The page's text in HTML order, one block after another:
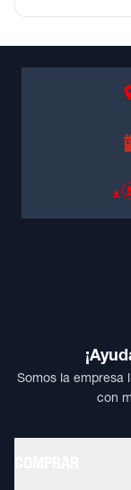
Somos la empresa
con